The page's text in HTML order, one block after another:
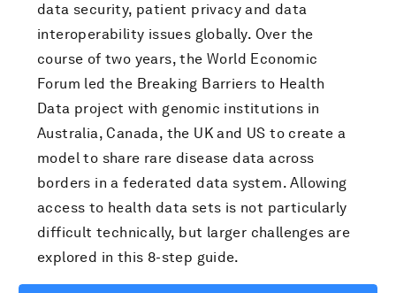
data security, patient privacy and data
interoperability issues globally. Over the
course of two years, the World Economic
Forum led the Breaking Barriers to Health
Data project with genomic institutions in
Australia, Canada, the UK and US to create a
model to share rare disease data across
borders in a federated data system. Allowing
access to health data sets is not particularly
difficult technically, but larger challenges are
explored in this 8-step guide.